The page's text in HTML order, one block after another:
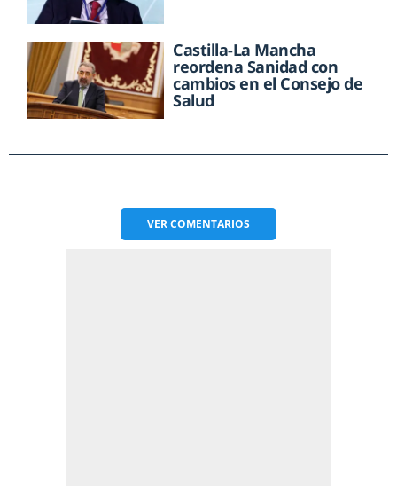
Castilla-La Mancha
reordena Sanidad con
cambios en el Consejo de
Salud
VERCOMENTARIOS